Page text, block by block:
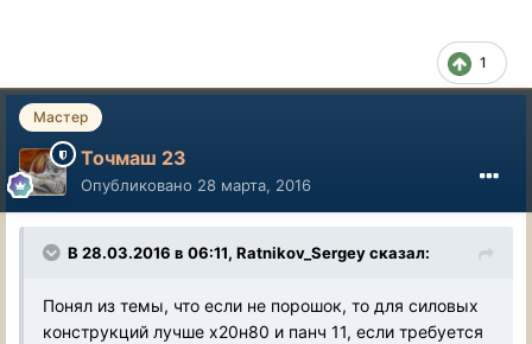
1
Мастер
Точмаш 23
Опубликовано 28 марта, 2016
В 28.03.2016 в 06:11, Ratnikov_Sergey сказал:
Понял из темы, что если не порошок, то для силовых
конструкций лучше х20н80 и панч 11, если требуется